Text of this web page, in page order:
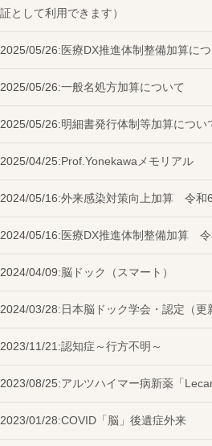
証として利用できます）
2025/05/26:医療DX推進体制整備加算に
2025/05/26:一般名処方加算について
2025/05/26:明細書発行体制等加算につい
2025/04/25:Prof.Yonekawaメモリアル
2024/05/16:外来感染対策向上加算 令和
2024/05/16:医療DX推進体制整備加算 令
2024/04/09:脳ドック（スマート）
2024/03/28:日本脳ドック学会・認定（更
2023/11/21:認知症～行方不明～
2023/08/25:アルツハイマー病新薬「
2023/01/28:COVID「脳」後遺症外来